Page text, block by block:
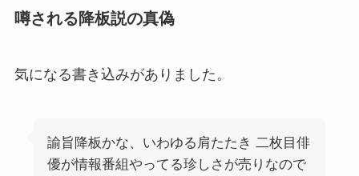
噂される降板説の真偽
気になる書き込みがありました。
諭旨降板かな、いわゆる肩たたき 二枚目俳
優が情報番組やってる珍しさが売りなので